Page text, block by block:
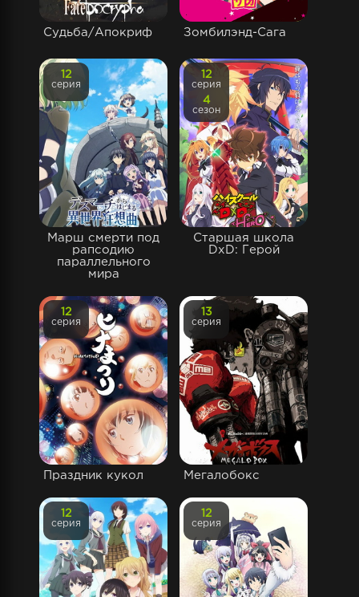
Судьба/Апокриф Зомбилэнд-Сага
Марш смерти под
рапсодию
параллельного
мира
12
серия
Старшая школа
DxD: Герой
12
серия
4
сезон
Праздник кукол
12
серия
Мегалобокс
13
серия
12
серия
12
серия